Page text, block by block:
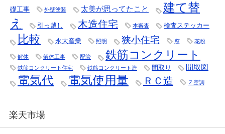
礎工事 外壁塗装 太美が思ってたこと
建て替
え
引っ越し 木造住宅 本審査 検査ステッカー
比較 永大産業 照明 狭小住宅 窓 花粉
解体 解体工事 配管 鉄筋コンクリート
鉄筋コンクリート住宅 鉄筋コンクリート造 間取り 間取図
電気代 電気使用量 ＲＣ造 Ｚ空調
楽天市場